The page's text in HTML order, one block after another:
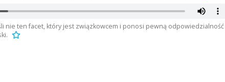
nie ten facet, który jest związkowcem i ponosi pewną odpowiedzialność
wszystkich czytających!